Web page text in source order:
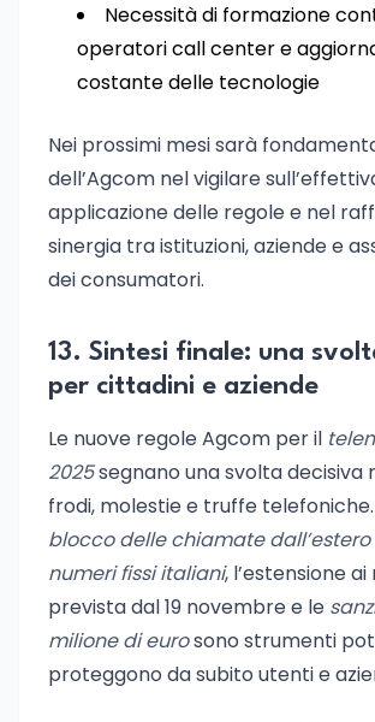
Necessità di formazione
operatori call center e
costante delle tecnologie
Nei prossimi mesi sarà
dell’Agcom nel vigilare
applicazione delle regole e nel
sinergia tra istituzioni, aziende e
dei consumatori.
13. Sintesi finale: una
per cittadini e aziende
Le nuove regole Agcom per il
2025segnano una svolta decisiva
frodi, molestie e truffe telefoniche.
blocco delle chiamate
numeri fissi italiani, l’estensione
prevista dal 19 novembre e le
milione di eurosono strumenti
proteggono da subito utenti e